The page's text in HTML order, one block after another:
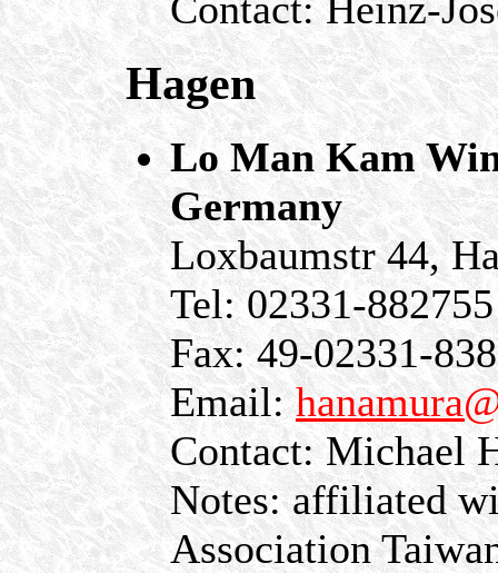
Hagen
Lo Man Kam
Germany
Loxbaumstr 44,
Tel: 02331-882755
Fax: 49-02331-
Email:
Contact: Michael
Notes: affiliated
Association